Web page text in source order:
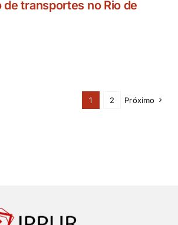
transportes no Rio de
1 2 Próximo